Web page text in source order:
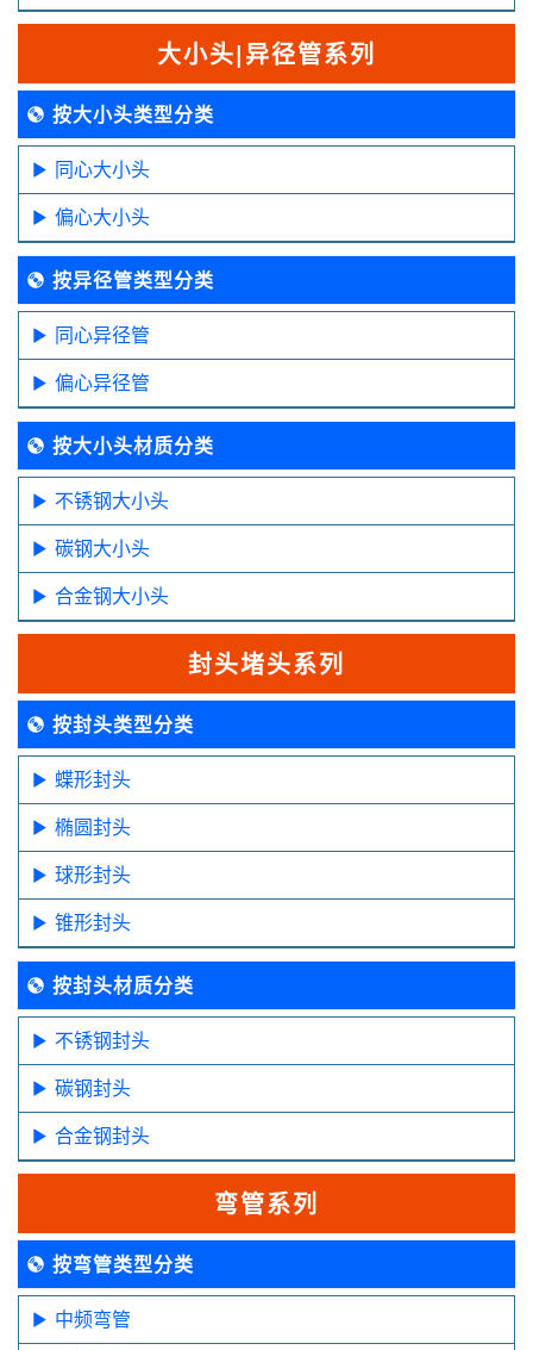
大小头|异径管系列
按大小头类型分类
同心大小头
偏心大小头
按异径管类型分类
同心异径管
偏心异径管
按大小头材质分类
不锈钢大小头
碳钢大小头
合金钢大小头
封头堵头系列
按封头类型分类
蝶形封头
椭圆封头
球形封头
锥形封头
按封头材质分类
不锈钢封头
碳钢封头
合金钢封头
弯管系列
按弯管类型分类
中频弯管